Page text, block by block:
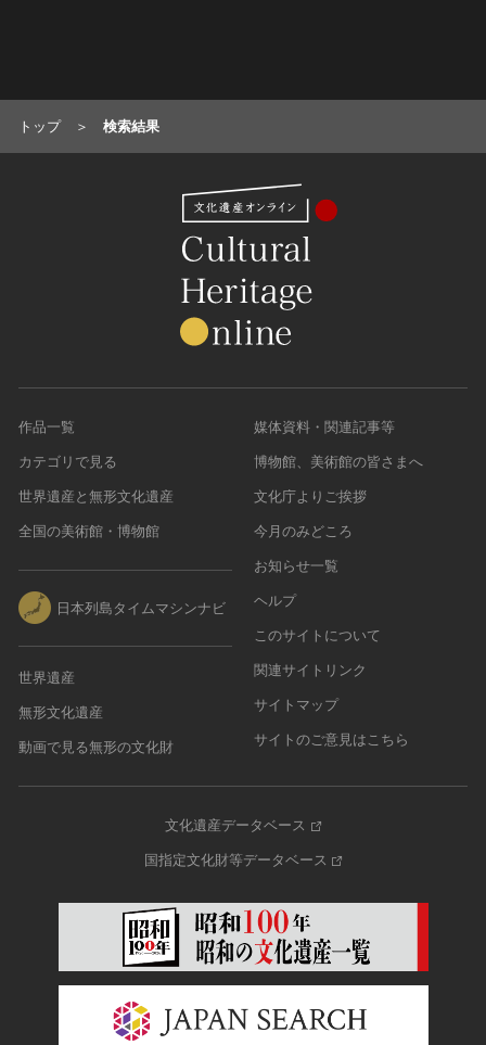
農・山村集落
その他
文化財保存技術
トップ 検索結果
作品一覧
カテゴリで見る
世界遺産と無形文化遺産
全国の美術館・博物館
日本列島タイムマシンナビ
世界遺産
無形文化遺産
動画で見る無形の文化財
媒体資料・関連記事等
博物館、美術館の皆さまへ
文化庁よりご挨拶
今月のみどころ
お知らせ一覧
ヘルプ
このサイトについて
関連サイトリンク
サイトマップ
サイトのご意見はこちら
文化遺産データベース
国指定文化財等データベース